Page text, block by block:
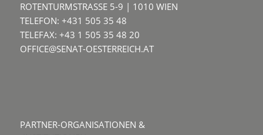
ROTENTURMSTRASSE 5-9 | 1010 WIEN
TELEFON: +431 505 35 48
TELEFAX: +43 1 505 35 48 20
OFFICE@SENAT-OESTERREICH.AT
PARTNER-ORGANISATIONEN &